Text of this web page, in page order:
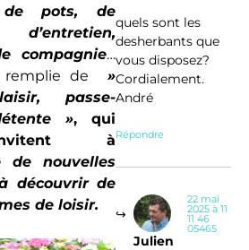
de pots, de
compagnie…
remplie de
»
passe-
», qui
à
de nouvelles
découvrir de
de loisir.
quels sont les
desherbants que
vous disposez?
Cordialement.
André
Répondre
Julien
22 mai
2025 à 11
11 46
05465